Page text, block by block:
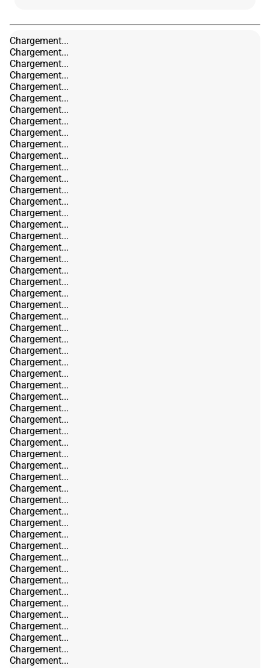
Chargement...
Chargement...
Chargement...
Chargement...
Chargement...
Chargement...
Chargement...
Chargement...
Chargement...
Chargement...
Chargement...
Chargement...
Chargement...
Chargement...
Chargement...
Chargement...
Chargement...
Chargement...
Chargement...
Chargement...
Chargement...
Chargement...
Chargement...
Chargement...
Chargement...
Chargement...
Chargement...
Chargement...
Chargement...
Chargement...
Chargement...
Chargement...
Chargement...
Chargement...
Chargement...
Chargement...
Chargement...
Chargement...
Chargement...
Chargement...
Chargement...
Chargement...
Chargement...
Chargement...
Chargement...
Chargement...
Chargement...
Chargement...
Chargement...
Chargement...
Chargement...
Chargement...
Chargement...
Chargement...
Chargement...